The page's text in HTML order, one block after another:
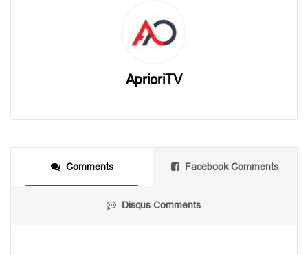
AprioriTV
Comments Facebook Comments
Disqus Comments